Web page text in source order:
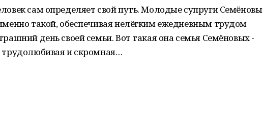
сам определяет свой путь. Молодые супруги Семёновы
такой, обеспечивая нелёгким ежедневным трудом
день своей семьи. Вот такая она семья Семёновых -
и скромная…